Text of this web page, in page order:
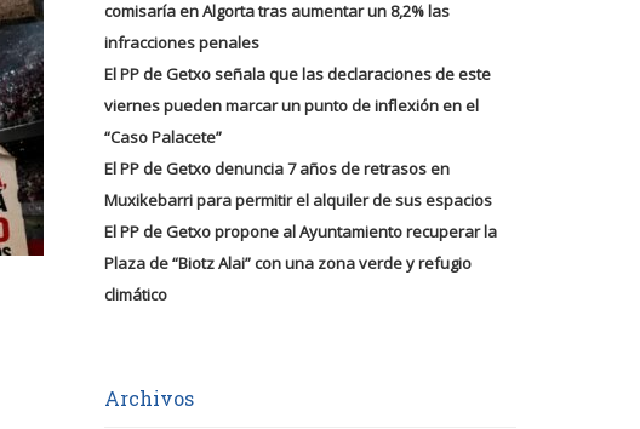
comisaría en Algorta tras aumentar un 8,2% las
infracciones penales
El PP de Getxo señala que las declaraciones de este
viernes pueden marcar un punto de inflexión en el
“Caso Palacete”
El PP de Getxo denuncia 7 años de retrasos en
Muxikebarri para permitir el alquiler de sus espacios
El PP de Getxo propone al Ayuntamiento recuperar la
Plaza de “Biotz Alai” con una zona verde y refugio
climático
Archivos